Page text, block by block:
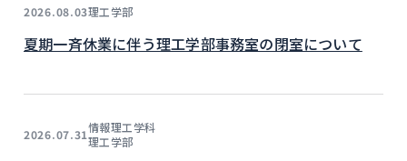
2026.08.03理工学部
夏期一斉休業に伴う理工学部事務室の閉室について
2026.07.31情報理工学科
理工学部